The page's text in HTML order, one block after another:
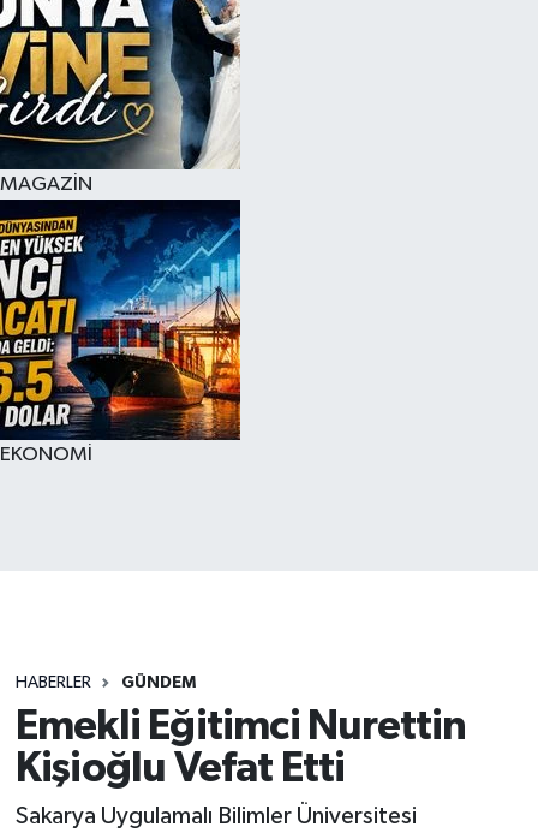
MAGAZİN
EKONOMİ
HABERLER GÜNDEM
Emekli Eğitimci Nurettin
Kişioğlu Vefat Etti
Sakarya Uygulamalı Bilimler Üniversitesi